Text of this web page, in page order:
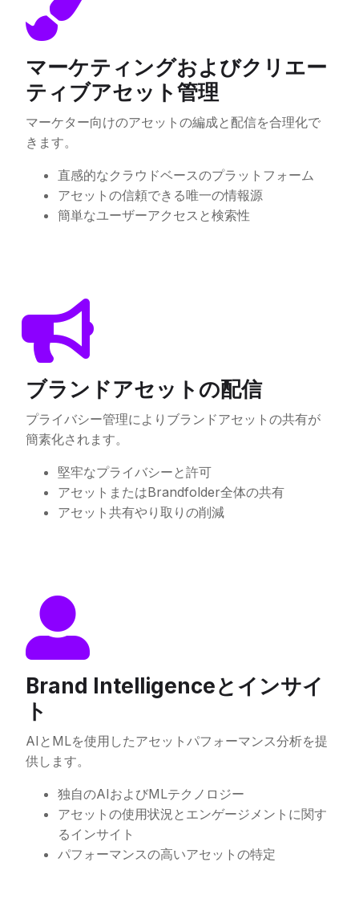
マーケティングおよびクリエー
ティブアセット管理
マーケター向けのアセットの編成と配信を合理化で
きます。
直感的なクラウドベースのプラットフォーム
アセットの信頼できる唯一の情報源
簡単なユーザーアクセスと検索性
ブランドアセットの配信
プライバシー管理によりブランドアセットの共有が
簡素化されます。
堅牢なプライバシーと許可
アセットまたはBrandfolder全体の共有
アセット共有やり取りの削減
Brand Intelligenceとインサイ
ト
AIとMLを使用したアセットパフォーマンス分析を提
供します。
独自のAIおよびMLテクノロジー
アセットの使用状況とエンゲージメントに関す
るインサイト
パフォーマンスの高いアセットの特定